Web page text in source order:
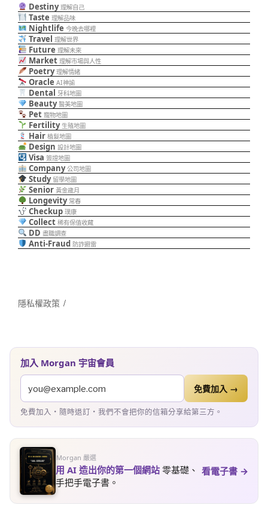
Destiny 理解自己
Taste 理解品味
Nightlife 今晚去哪裡
Travel 理解世界
Future 理解未來
Market 理解市場與人性
Poetry 理解情緒
Oracle AI神諭
Dental 牙科地圖
Beauty 醫美地圖
Pet 寵物地圖
Fertility 生殖地圖
Hair 植髮地圖
Design 設計地圖
Visa 簽證地圖
Company 公司地圖
Study 留學地圖
Senior 黃金歲月
Longevity 常春
Checkup 璞康
Collect 稀有保值收藏
DD 盡職調查
Anti-Fraud 防詐避雷
隱私權政策
加入 Morgan 宇宙會員
免費加入 →
免費加入・隨時退訂・我們不會把你的信箱分享給第三方。
Morgan 嚴選
用 AI 造出你的第一個網站 零基礎、
手把手電子書。
看電子書 →